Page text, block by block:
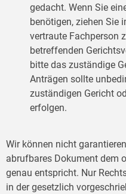
gedacht. Wenn Sie
benötigen, ziehen Sie
vertraute Fachperson
betreffenden
bitte das zuständige
Anträgen sollte
zuständigen Gericht
erfolgen.
Wir können nicht
abrufbares Dokument dem
genau entspricht. Nur
in der gesetzlich